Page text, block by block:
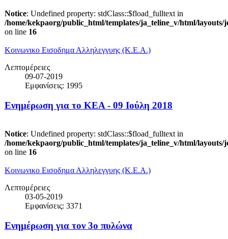
Notice: Undefined property: stdClass::$fload_fulltext in
/home/kekpaorg/public_html/templates/ja_teline_v/html/
on line 16
Κοινωνικο Εισοδημα Αλληλεγγυης (Κ.Ε.Α.)
Λεπτομέρειες
09-07-2019
Εμφανίσεις: 1995
Ενημέρωση για το ΚΕΑ - 09 Ιούλη 2018
Notice: Undefined property: stdClass::$fload_fulltext in
/home/kekpaorg/public_html/templates/ja_teline_v/html/
on line 16
Κοινωνικο Εισοδημα Αλληλεγγυης (Κ.Ε.Α.)
Λεπτομέρειες
03-05-2019
Εμφανίσεις: 3371
Ενημέρωση για τον 3ο πυλώνα